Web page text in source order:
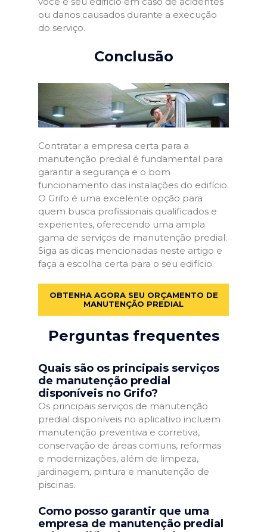
ou danos causados durante a execução
do serviço.
Conclusão
Contratar a empresa certa para a
manutenção predial é fundamental para
garantir a segurança e o bom
funcionamento das instalações do edifício.
O Grifo é uma excelente opção para
quem busca profissionais qualificados e
experientes, oferecendo uma ampla
gama de serviços de manutenção predial.
Siga as dicas mencionadas neste artigo e
faça a escolha certa para o seu edifício.
OBTENHA AGORA SEU ORÇAMENTO DE
MANUTENÇÃO PREDIAL
Perguntas frequentes
Quais são os principais serviços
de manutenção predial
disponíveis no Grifo?
Os principais serviços de manutenção
predial disponíveis no aplicativo incluem
manutenção preventiva e corretiva,
conservação de áreas comuns, reformas
e modernizações, além de limpeza,
jardinagem, pintura e manutenção de
piscinas.
Como posso garantir que uma
empresa de manutenção predial